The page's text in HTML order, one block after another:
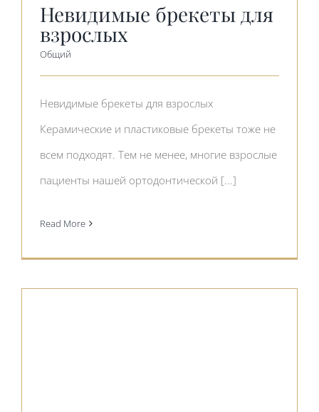
Невидимые брекеты для
взрослых
Общий
Невидимые брекеты для взрослых
Керамические и пластиковые брекеты тоже не
всем подходят. Тем не менее, многие взрослые
пациенты нашей ортодонтической [...]
Read More